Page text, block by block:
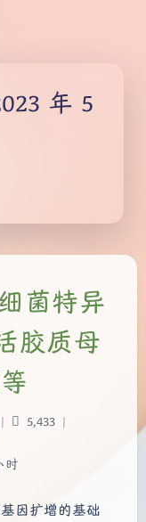
年 5
菌特异
胶质母
| 5,433 |
时
因扩增的基础